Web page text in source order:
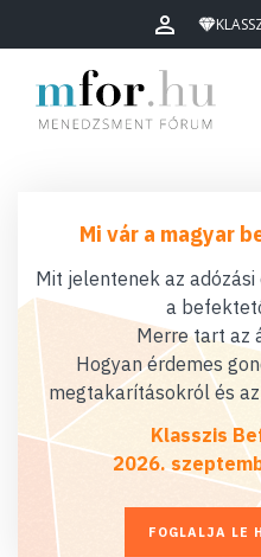
Mi vár a magyar
Mit jelentenek az
a
Merre tart az
Hogyan érdemes
megtakarításokról és
Klasszis
2026.
FOGLALJA LE